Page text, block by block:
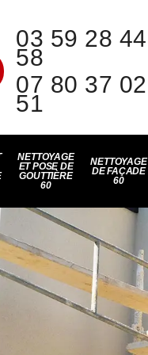
03 59 28 44
58
07 80 37 02
51
NETTOYAGE
ET POSE DE
GOUTTIÈRE
60
NETTOYAGE
DE FAÇADE
60